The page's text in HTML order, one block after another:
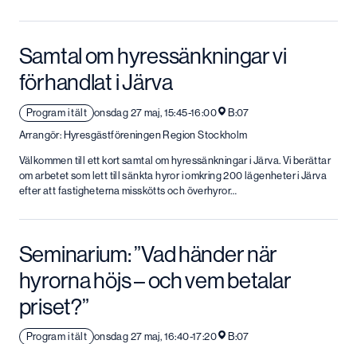
Samtal om hyressänkningar vi
förhandlat i Järva
Program i tält onsdag 27 maj, 15:45-16:00
B:07
Arrangör: Hyresgästföreningen Region Stockholm
Välkommen till ett kort samtal om hyressänkningar i Järva. Vi berättar
om arbetet som lett till sänkta hyror i omkring 200 lägenheter i Järva
efter att fastigheterna misskötts och överhyror…
Seminarium: ”Vad händer när
hyrorna höjs – och vem betalar
priset?”
Program i tält onsdag 27 maj, 16:40-17:20
B:07